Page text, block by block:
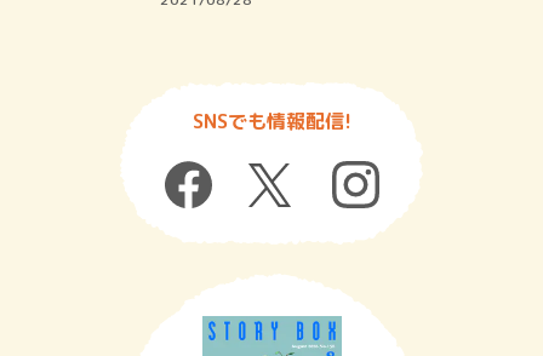
SNSでも情報配信!